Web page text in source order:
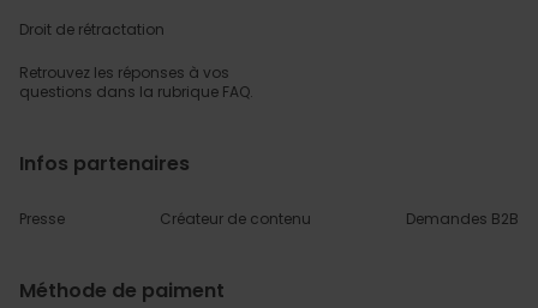
Droit de rétractation
Retrouvez les réponses à vos
questions dans la rubrique FAQ.
Infos partenaires
Presse Créateur de contenu Demandes B2B
Méthode de paiment